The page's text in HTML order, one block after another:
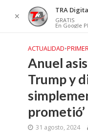
ACTUALIDAD•
Anuel
Trump y
prometió’
31 agosto, 2024
✕
TRA
GRATIS
En Google